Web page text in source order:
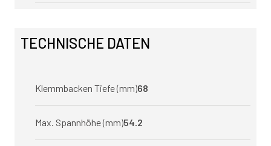
TECHNISCHE DATEN
Klemmbacken Tiefe (mm)68
Max. Spannhöhe (mm)54.2